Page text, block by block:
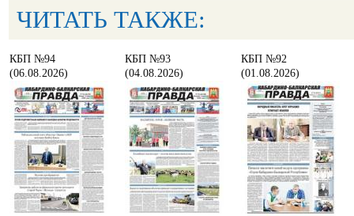
ЧИТАТЬ ТАКЖЕ:
КБП №94
(06.08.2026)
КБП №93
(04.08.2026)
КБП №92
(01.08.2026)